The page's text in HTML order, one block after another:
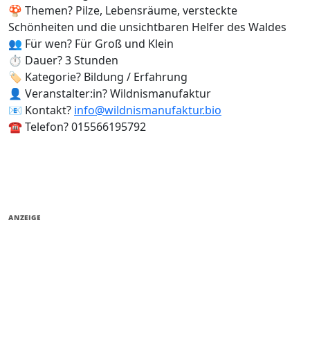
🍄 Themen? Pilze, Lebensräume, versteckte
Schönheiten und die unsichtbaren Helfer des Waldes
👥 Für wen? Für Groß und Klein
⏱️ Dauer? 3 Stunden
🏷️ Kategorie? Bildung / Erfahrung
👤 Veranstalter:in? Wildnismanufaktur
📧 Kontakt? info@wildnismanufaktur.bio
☎️ Telefon? 015566195792
ANZEIGE